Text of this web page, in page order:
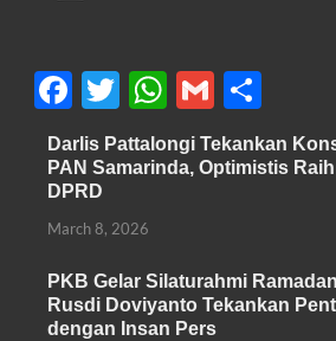
F
ac
e
b
o
o
k
T
w
itt
W
at
p
p
G
m
ail ar
Darlis Pattalongi Tekankan
PAN Samarinda, Optimistis
DPRD
March 8, 2026
PKB Gelar Silaturahmi
Rusdi Doviyanto Tekankan
dengan Insan Pers